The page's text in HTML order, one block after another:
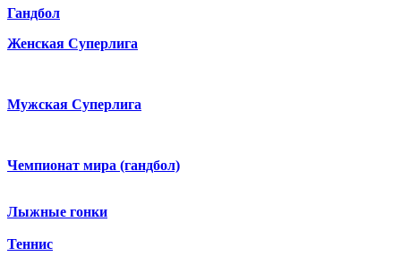
Гандбол
Женская Суперлига
Мужская Суперлига
Чемпионат мира (гандбол)
Лыжные гонки
Теннис